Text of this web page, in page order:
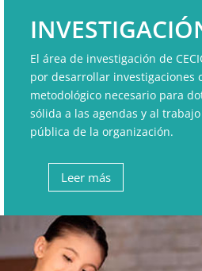
El área de investigación de
por desarrollar investigaciones
metodológico necesario para
sólida a las agendas y al
pública de la organización.
Leer más